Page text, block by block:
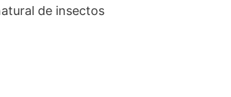
de insectos